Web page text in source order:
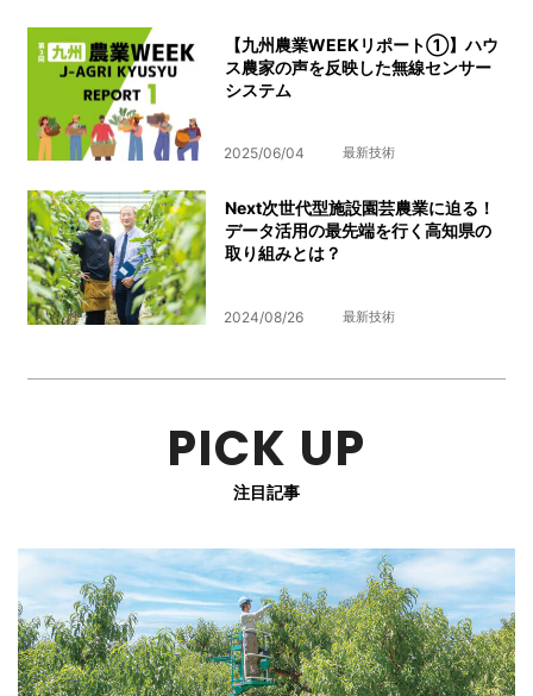
【九州農業WEEKリポート①】ハウ
ス農家の声を反映した無線センサー
システム
2025/06/04 最新技術
Next次世代型施設園芸農業に迫る！
データ活用の最先端を行く高知県の
取り組みとは？
2024/08/26 最新技術
PICK UP
注目記事